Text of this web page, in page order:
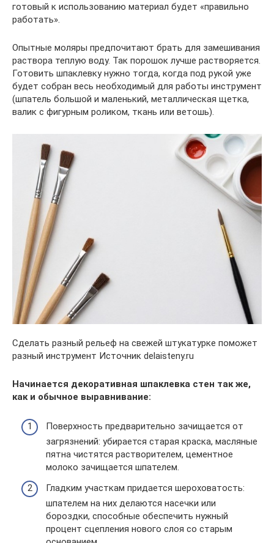
готовый к использованию материал будет «правильно
работать».
Опытные моляры предпочитают брать для замешивания
раствора теплую воду. Так порошок лучше растворяется.
Готовить шпаклевку нужно тогда, когда под рукой уже
будет собран весь необходимый для работы инструмент
(шпатель большой и маленький, металлическая щетка,
валик с фигурным роликом, ткань или ветошь).
Сделать разный рельеф на свежей штукатурке поможет
разный инструмент Источник delaisteny.ru
Начинается декоративная шпаклевка стен так же,
как и обычное выравнивание:
Поверхность предварительно зачищается от
загрязнений: убирается старая краска, масляные
пятна чистятся растворителем, цементное
молоко зачищается шпателем.
Гладким участкам придается шероховатость:
шпателем на них делаются насечки или
бороздки, способные обеспечить нужный
процент сцепления нового слоя со старым